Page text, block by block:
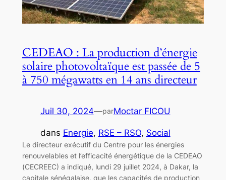
CEDEAO : La production d’énergie
solaire photovoltaïque est passée de 5
à 750 mégawatts en 14 ans directeur
Juil 30, 2024—parMoctar FICOU
dans Energie, RSE – RSO, Social
Le directeur exécutif du Centre pour les énergies
renouvelables et l’efficacité énergétique de la CEDEAO
(CECREEC) a indiqué, lundi 29 juillet 2024, à Dakar, la
capitale sénégalaise, que les capacités de production